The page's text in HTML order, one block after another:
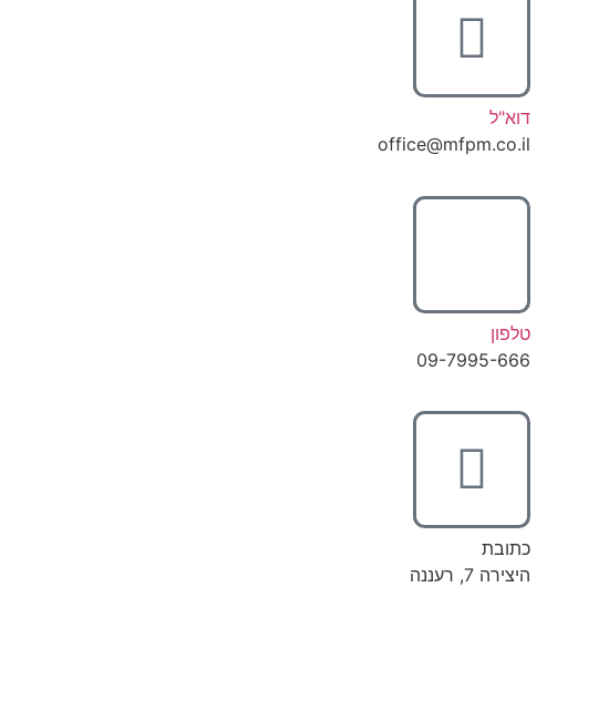
דוא"ל
office@mfpm.co.il
טלפון
09-7995-666
כתובת
היצירה 7, רעננה